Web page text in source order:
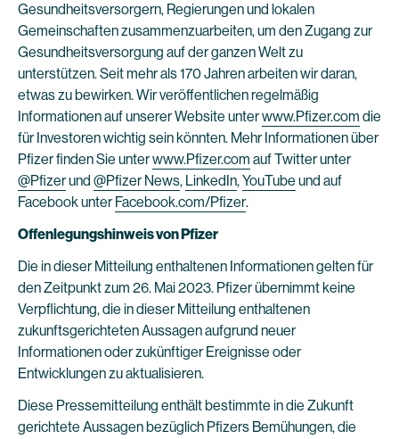
Gesundheitsversorgern, Regierungen und lokalen
Gemeinschaften zusammenzuarbeiten, um den Zugang zur
Gesundheitsversorgung auf der ganzen Welt zu
unterstützen. Seit mehr als 170 Jahren arbeiten wir daran,
etwas zu bewirken. Wir veröffentlichen regelmäßig
Informationen auf unserer Website unterwww.Pfizer.com die
für Investoren wichtig sein könnten. Mehr Informationen über
Pfizer finden Sie unterwww.Pfizer.com auf Twitter unter
@Pfizerund @Pfizer News, LinkedIn,YouTube und auf
Facebook unterFacebook.com/Pfizer.
Offenlegungshinweis von Pfizer
Die in dieser Mitteilung enthaltenen Informationen gelten für
den Zeitpunkt zum 26. Mai 2023. Pfizer übernimmt keine
Verpflichtung, die in dieser Mitteilung enthaltenen
zukunftsgerichteten Aussagen aufgrund neuer
Informationen oder zukünftiger Ereignisse oder
Entwicklungen zu aktualisieren.
Diese Pressemitteilung enthält bestimmte in die Zukunft
gerichtete Aussagen bezüglich Pfizers Bemühungen, die